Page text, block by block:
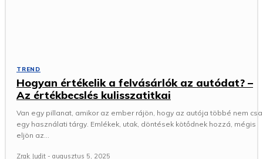
TREND
Hogyan értékelik a felvásárlók az autódat? –
Az értékbecslés kulisszatitkai
Van egy pillanat, amikor az ember rájön, hogy az autója többé nem
egy használati tárgy. Emlékek, utak, döntések kötődnek hozzá, mégis
eljön az...
Zrak Judit - augusztus 5, 2025